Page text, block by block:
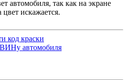
автомобиля, так как на экране
искажается.
код краски
автомобиля